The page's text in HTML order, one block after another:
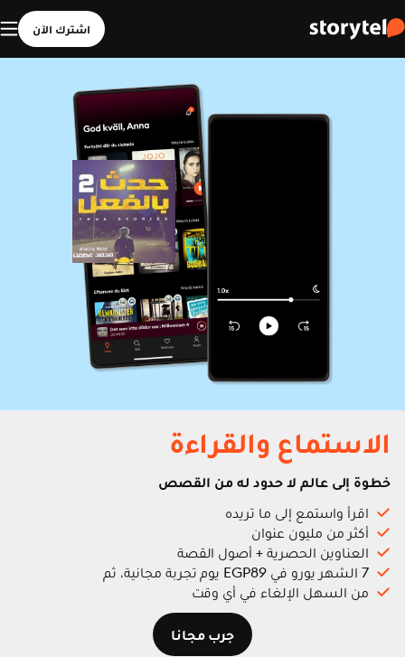
اشترك الآن
الاستماع والقراءة
خطوة إلى عالم لا حدود له من القصص
اقرأ واستمع إلى ما تريده
أكثر من مليون عنوان
العناوين الحصرية + أصول القصة
7 الشهر يورو في EGP89 يوم تجربة مجانية، ثم
من السهل الإلغاء في أي وقت
جرب مجانا